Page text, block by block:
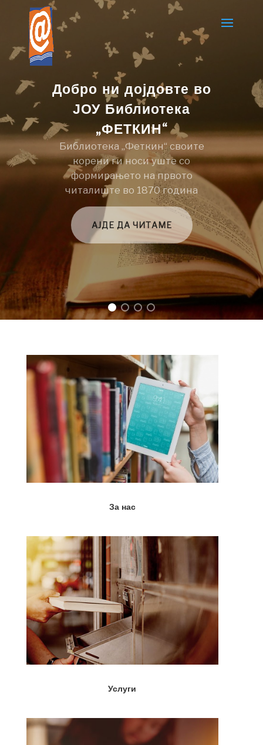
Добро ни дојдовте во
ЈОУ Библиотека
„ФЕТКИН“
Библиотека „Феткин“ своите
корени ги носи уште со
формирањето на првото
читалиште во 1870 година
АЈДЕ ДА ЧИТАМЕ
За нас
Услуги